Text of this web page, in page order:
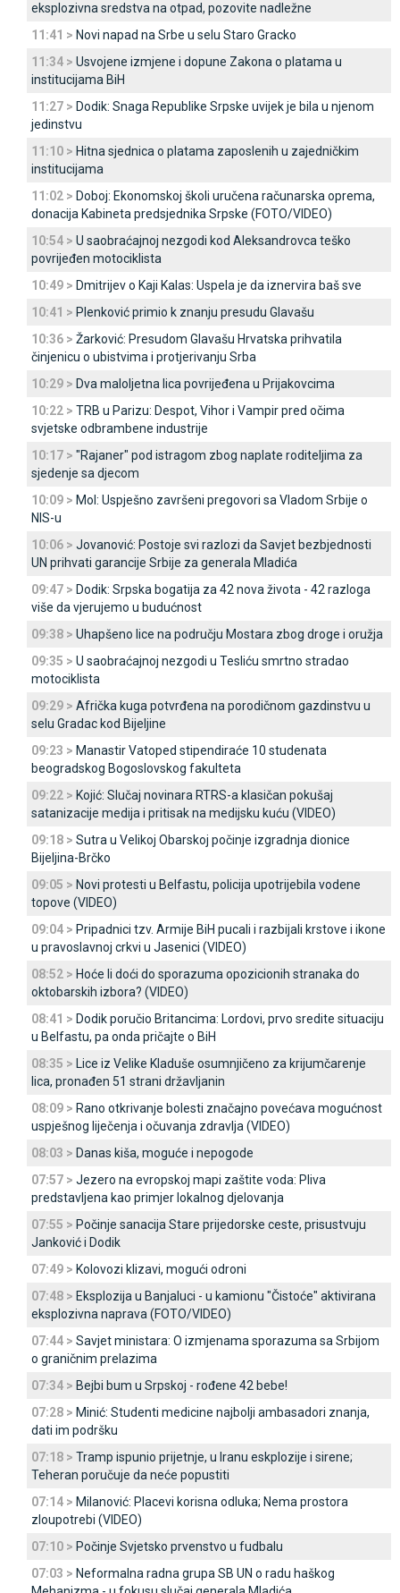
eksplozivna sredstva na otpad, pozovite nadležne
11:41 > Novi napad na Srbe u selu Staro Gracko
11:34 > Usvojene izmjene i dopune Zakona o platama u
institucijama BiH
11:27 > Dodik: Snaga Republike Srpske uvijek je bila u njenom
jedinstvu
11:10 > Hitna sjednica o platama zaposlenih u zajedničkim
institucijama
11:02 > Doboj: Ekonomskoj školi uručena računarska oprema,
donacija Kabineta predsjednika Srpske (FOTO/VIDEO)
10:54 > U saobraćajnoj nezgodi kod Aleksandrovca teško
povrijeđen motociklista
10:49 > Dmitrijev o Kaji Kalas: Uspela je da iznervira baš sve
10:41 > Plenković primio k znanju presudu Glavašu
10:36 > Žarković: Presudom Glavašu Hrvatska prihvatila
činjenicu o ubistvima i protjerivanju Srba
10:29 > Dva maloljetna lica povrijeđena u Prijakovcima
10:22 > TRB u Parizu: Despot, Vihor i Vampir pred očima
svjetske odbrambene industrije
10:17 > "Rajaner" pod istragom zbog naplate roditeljima za
sjedenje sa djecom
10:09 > Mol: Uspješno završeni pregovori sa Vladom Srbije o
NIS-u
10:06 > Јovanović: Postoje svi razlozi da Savjet bezbjednosti
UN prihvati garancije Srbije za generala Mladića
09:47 > Dodik: Srpska bogatija za 42 nova života - 42 razloga
više da vjerujemo u budućnost
09:38 > Uhapšeno lice na području Mostara zbog droge i oružja
09:35 > U saobraćajnoj nezgodi u Tesliću smrtno stradao
motociklista
09:29 > Afrička kuga potvrđena na porodičnom gazdinstvu u
selu Gradac kod Bijeljine
09:23 > Manastir Vatoped stipendiraće 10 studenata
beogradskog Bogoslovskog fakulteta
09:22 > Kojić: Slučaj novinara RTRS-a klasičan pokušaj
satanizacije medija i pritisak na medijsku kuću (VIDEO)
09:18 > Sutra u Velikoj Obarskoj počinje izgradnja dionice
Bijeljina-Brčko
09:05 > Novi protesti u Belfastu, policija upotrijebila vodene
topove (VIDEO)
09:04 > Pripadnici tzv. Armije BiH pucali i razbijali krstove i ikone
u pravoslavnoj crkvi u Јasenici (VIDEO)
08:52 > Hoće li doći do sporazuma opozicionih stranaka do
oktobarskih izbora? (VIDEO)
08:41 > Dodik poručio Britancima: Lordovi, prvo sredite situaciju
u Belfastu, pa onda pričajte o BiH
08:35 > Lice iz Velike Kladuše osumnjičeno za krijumčarenje
lica, pronađen 51 strani državljanin
08:09 > Rano otkrivanje bolesti značajno povećava mogućnost
uspješnog liječenja i očuvanja zdravlja (VIDEO)
08:03 > Danas kiša, moguće i nepogode
07:57 > Јezero na evropskoj mapi zaštite voda: Pliva
predstavljena kao primjer lokalnog djelovanja
07:55 > Počinje sanacija Stare prijedorske ceste, prisustvuju
Јanković i Dodik
07:49 > Kolovozi klizavi, mogući odroni
07:48 > Eksplozija u Banjaluci - u kamionu "Čistoće" aktivirana
eksplozivna naprava (FOTO/VIDEO)
07:44 > Savjet ministara: O izmjenama sporazuma sa Srbijom
o graničnim prelazima
07:34 > Bejbi bum u Srpskoj - rođene 42 bebe!
07:28 > Minić: Studenti medicine najbolji ambasadori znanja,
dati im podršku
07:18 > Tramp ispunio prijetnje, u Iranu eskplozije i sirene;
Teheran poručuje da neće popustiti
07:14 > Milanović: Placevi korisna odluka; Nema prostora
zloupotrebi (VIDEO)
07:10 > Počinje Svjetsko prvenstvo u fudbalu
07:03 > Neformalna radna grupa SB UN o radu haškog